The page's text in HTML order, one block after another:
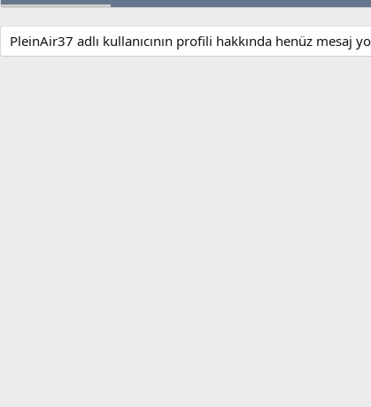
PleinAir37 adlı kullanıcının profili hakkında henüz mesaj